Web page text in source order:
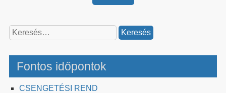
Keresés:
Fontos időpontok
CSENGETÉSI REND